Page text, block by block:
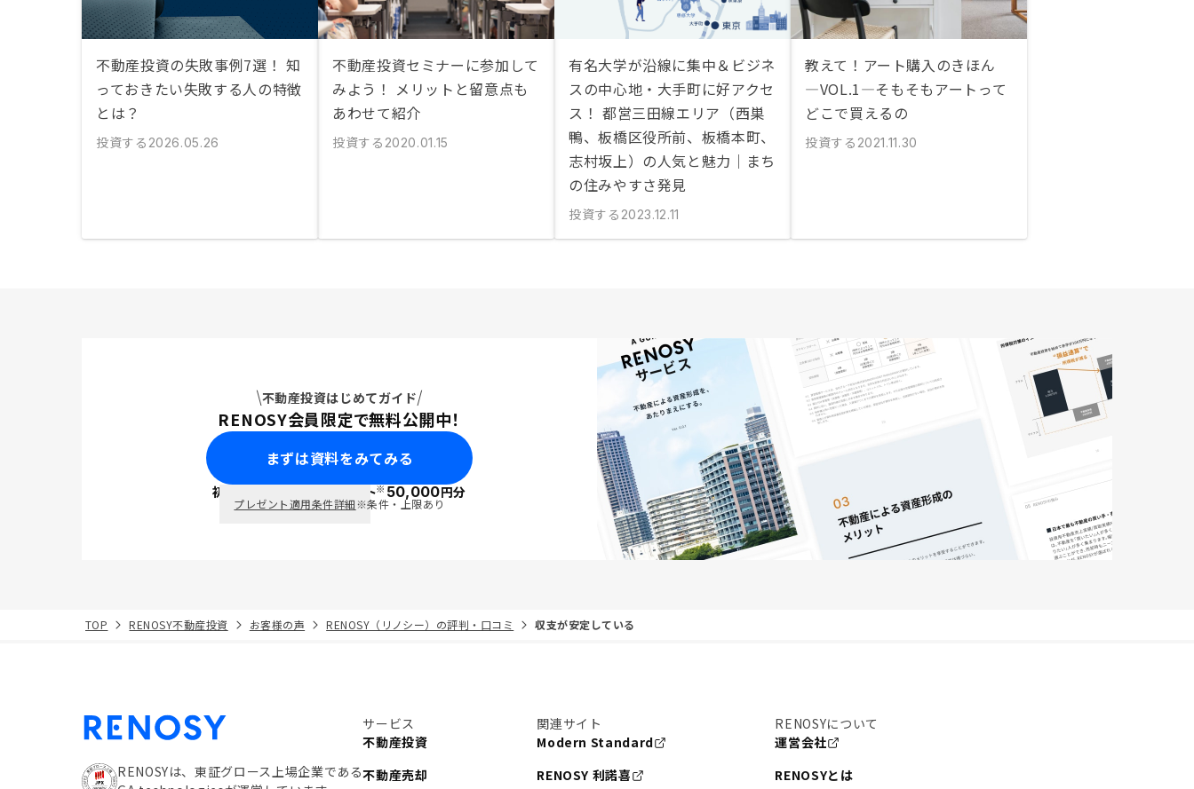
不動産投資の失敗事例7選！ 知
っておきたい失敗する人の特徴
とは？
投資する 2026.05.26
不動産投資セミナーに参加して
みよう！ メリットと留意点も
あわせて紹介
投資する 2020.01.15
有名大学が沿線に集中＆ビジネ
スの中心地・大手町に好アクセ
ス！ 都営三田線エリア（西巣
鴨、板橋区役所前、板橋本町、
志村坂上）の人気と魅力｜まち
の住みやすさ発見
投資する 2023.12.11
教えて！アート購入のきほん
―VOL.1―そもそもアートって
どこで買えるの
投資する 2021.11.30
不動産投資はじめてガイド
RENOSY会員限定で無料公開中！
まずは資料をみてみる
初回面談で ポイント※50,000円分
プレゼント適用条件詳細※条件・上限あり
TOP RENOSY不動産投資 お客様の声 RENOSY（リノシー）の評判・口コミ 収支が安定している
RENOSYは、東証グロース上場企業である
サービス
不動産投資
不動産売却
関連サイト
Modern Standard
RENOSY 利諾喜
RENOSYについて
運営会社
RENOSYとは